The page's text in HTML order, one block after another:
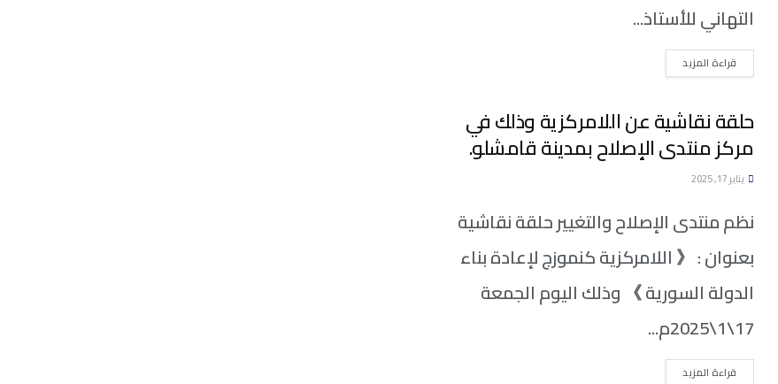
التهاني للأستاذ...
قراءة المزيدDETAILS
حلقة نقاشية عن اللامركزية وذلك في
مركز منتدى الإصلاح بمدينة قامشلو.
يناير 17, 2025
نظم منتدى الإصلاح والتغيير حلقة نقاشية
بعنوان : 《 اللامركزية كنموزج لإعادة بناء
الدولة السورية 》 وذلك اليوم الجمعة
17\1\2025م...
قراءة المزيدDETAILS